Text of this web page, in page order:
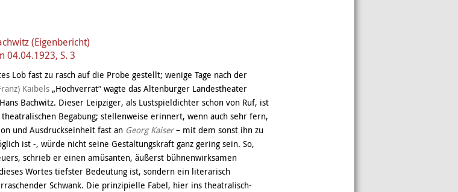
(Eigenbericht)
04.04.1923, S. 3
Lob fast zu rasch auf die Probe gestellt; wenige Tage nach der
Kaibels „Hochverrat“ wagte das Altenburger Landestheater
Bachwitz. Dieser Leipziger, als Lustspieldichter schon von Ruf, ist
Begabung; stellenweise erinnert, wenn auch sehr fern,
und Ausdruckseinheit fast an Georg Kaiser– mit dem sonst ihn zu
ist -, würde nicht seine Gestaltungskraft ganz gering sein. So,
schrieb er einen amüsanten, äußerst bühnenwirksamen
Wortes tiefster Bedeutung ist, sondern ein literarisch
Schwank. Die prinzipielle Fabel, hier ins theatralisch-